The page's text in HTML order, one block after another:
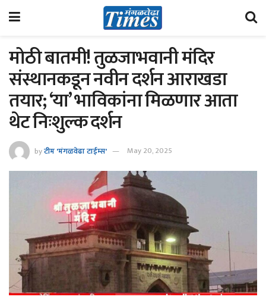
मोठी बातमी! तुळजाभवानी मंदिर
संस्थानकडून नवीन दर्शन आराखडा
तयार; ‘या’ भाविकांना मिळणार आता
थेट निःशुल्क दर्शन
byटीम 'मंगळवेढा टाईम्स' May 20, 2025